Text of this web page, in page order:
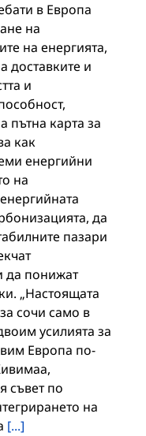
в Европа
на
на енергията,
доставките и
и
пътна карта за
как
енергийни
на
да
пазари
да понижат
„Настоящата
сочи само в
усилията за
Европа по-
съвет по
на
[...]